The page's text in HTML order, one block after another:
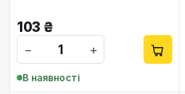
103 ₴
−
+
В наявності